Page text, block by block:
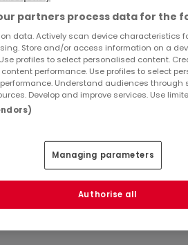
choisir une des maisons
choisir un lieu de vie idéal
la modernité.
partners process data for the
data. Actively scan device characteristics
Store and/or access information on a
profiles to select personalised content.
performance. Use profiles to select
Understand audiences
Develop and improve services. Use
Managing parameters
Authorise all